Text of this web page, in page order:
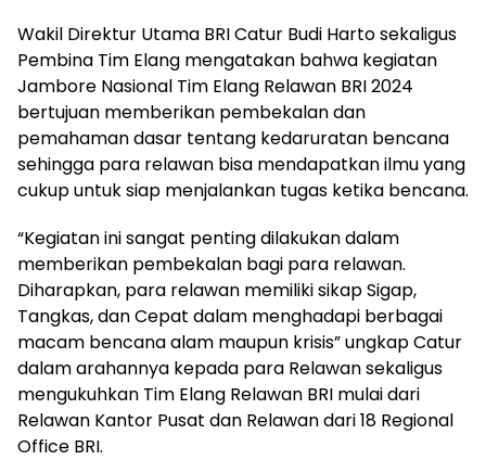
Wakil Direktur Utama BRI Catur Budi Harto sekaligus
Pembina Tim Elang mengatakan bahwa kegiatan
Jambore Nasional Tim Elang Relawan BRI 2024
bertujuan memberikan pembekalan dan
pemahaman dasar tentang kedaruratan bencana
sehingga para relawan bisa mendapatkan ilmu yang
cukup untuk siap menjalankan tugas ketika bencana.
“Kegiatan ini sangat penting dilakukan dalam
memberikan pembekalan bagi para relawan.
Diharapkan, para relawan memiliki sikap Sigap,
Tangkas, dan Cepat dalam menghadapi berbagai
macam bencana alam maupun krisis” ungkap Catur
dalam arahannya kepada para Relawan sekaligus
mengukuhkan Tim Elang Relawan BRI mulai dari
Relawan Kantor Pusat dan Relawan dari 18 Regional
Office BRI.